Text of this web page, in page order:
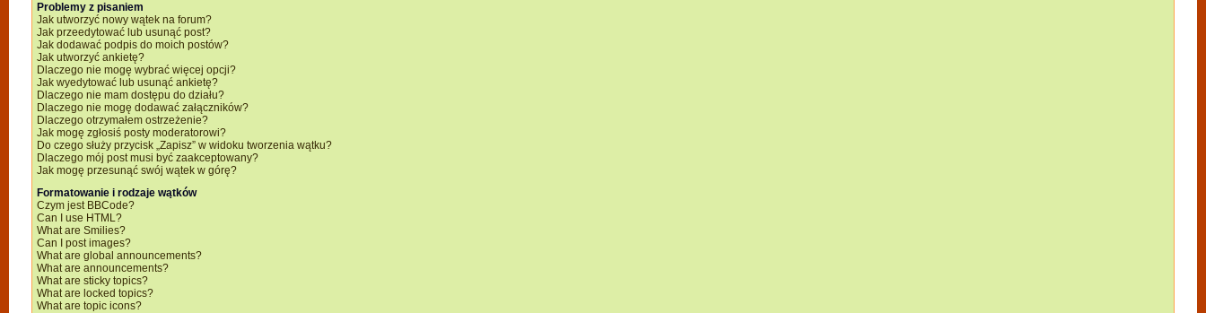
Problemy z pisaniem
Jak utworzyć nowy wątek na forum?
Jak przeedytować lub usunąć post?
Jak dodawać podpis do moich postów?
Jak utworzyć ankietę?
Dlaczego nie mogę wybrać więcej opcji?
Jak wyedytować lub usunąć ankietę?
Dlaczego nie mam dostępu do działu?
Dlaczego nie mogę dodawać załączników?
Dlaczego otrzymałem ostrzeżenie?
Jak mogę zgłosiś posty moderatorowi?
Do czego służy przycisk „Zapisz” w widoku tworzenia wątku?
Dlaczego mój post musi być zaakceptowany?
Jak mogę przesunąć swój wątek w górę?
Formatowanie i rodzaje wątków
Czym jest BBCode?
Can I use HTML?
What are Smilies?
Can I post images?
What are global announcements?
What are announcements?
What are sticky topics?
What are locked topics?
What are topic icons?